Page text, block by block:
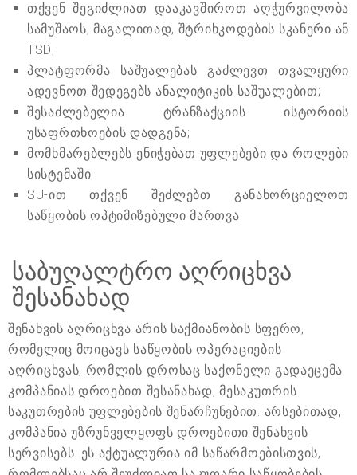
თქვენ შეგიძლიათ დააკავშიროთ აღჭურვილობა
სამუშაოს, მაგალითად, შტრიხკოდების სკანერი ან
TSD;
პლატფორმა საშუალებას გაძლევთ თვალყური
ადევნოთ შედეგებს ანალიტიკის საშუალებით;
შესაძლებელია ტრანზაქციის ისტორიის
უსაფრთხოების დადგენა;
მომხმარებლებს ენიჭებათ უფლებები და როლები
სისტემაში;
SU-ით თქვენ შეძლებთ განახორციელოთ
საწყობის ოპტიმიზებული მართვა.
საბუღალტრო აღრიცხვა
შესანახად
შენახვის აღრიცხვა არის საქმიანობის სფერო,
რომელიც მოიცავს საწყობის ოპერაციების
აღრიცხვას, რომლის დროსაც საქონელი გადაეცემა
კომპანიას დროებით შესანახად, მესაკუთრის
საკუთრების უფლებების შენარჩუნებით. არსებითად,
კომპანია უზრუნველყოფს დროებითი შენახვის
სერვისებს. ეს აქტუალურია იმ საწარმოებისთვის,